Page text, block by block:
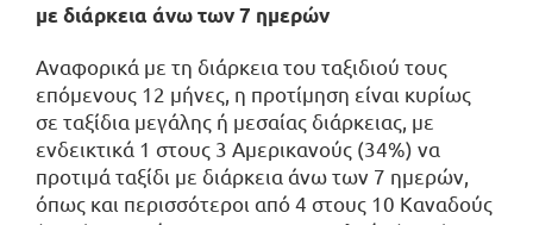
με διάρκεια άνω των 7 ημερών
Αναφορικά με τη διάρκεια του ταξιδιού τους
επόμενους 12 μήνες, η προτίμηση είναι κυρίως
σε ταξίδια μεγάλης ή μεσαίας διάρκειας, με
ενδεικτικά 1 στους 3 Αμερικανούς (34%) να
προτιμά ταξίδι με διάρκεια άνω των 7 ημερών,
όπως και περισσότεροι από 4 στους 10 Καναδούς